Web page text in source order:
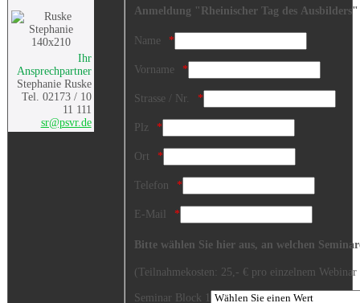
Ihr
Ansprechpartner
Stephanie Ruske
Tel. 02173 / 10
11 111
sr@psvr.de
Anmeldung "Rheinischer Tag des
Name
Vorname
Strasse / Nr.
Plz
Ort
Telefon
E-Mail
Bitte wählen Sie hier aus, an welchen
(Teilnahmekosten: 25,- € pro einzelnem
Seminar Block 1